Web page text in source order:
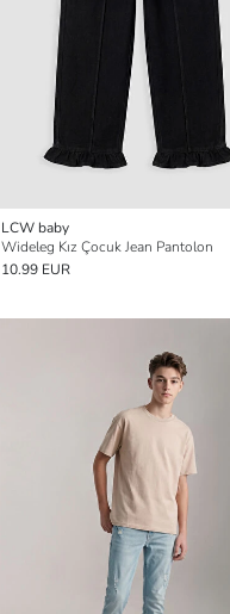
LCW baby
Wideleg Kız Çocuk Jean Pantolon
10.99 EUR